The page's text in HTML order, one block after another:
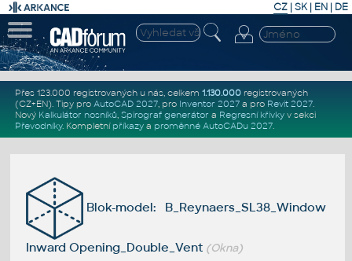
CZ | SK| EN | DE
Přes 123.000 registrovaných u nás, celkem 1.130.000registrovaných
(CZ+EN). Tipy pro AutoCAD 2027, pro Inventor 2027a pro Revit 2027.
Nový Kalkulátor nosníků, Spirograf generátor a Regresní křivkyv sekci
Převodníky. Kompletní příkazya proměnné AutoCADu 2027.
Blok-model: B_Reynaers_SL38_Window
Inward Opening_Double_Vent (Okna)